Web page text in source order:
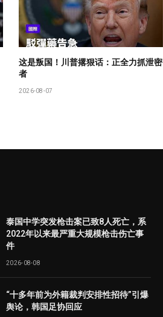
这是叛国！川普撂狠话：正全力抓泄密
者
2026-08-07
泰国中学突发枪击案已致8人死亡，系
2022年以来最严重大规模枪击伤亡事
件
2026-08-08
“十多年前为外籍裁判安排性招待”引爆
舆论，韩国足协回应